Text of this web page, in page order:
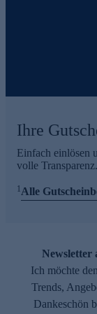
Ihre
Einfach einlösen
volle Transparenz.
1Alle
Newsletter
Ich möchte
Trends,
Dankeschön